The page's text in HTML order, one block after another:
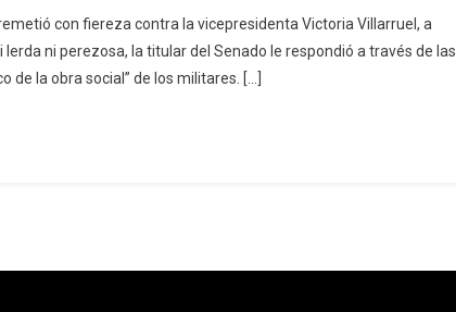
con fiereza contra la vicepresidenta Victoria Villarruel, a
ni perezosa, la titular del Senado le respondió a través de las
la obra social” de los militares. […]